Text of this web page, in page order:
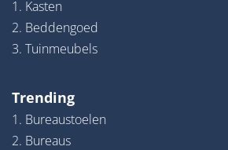
1. Kasten
2. Beddengoed
3. Tuinmeubels
Trending
1. Bureaustoelen
2. Bureaus